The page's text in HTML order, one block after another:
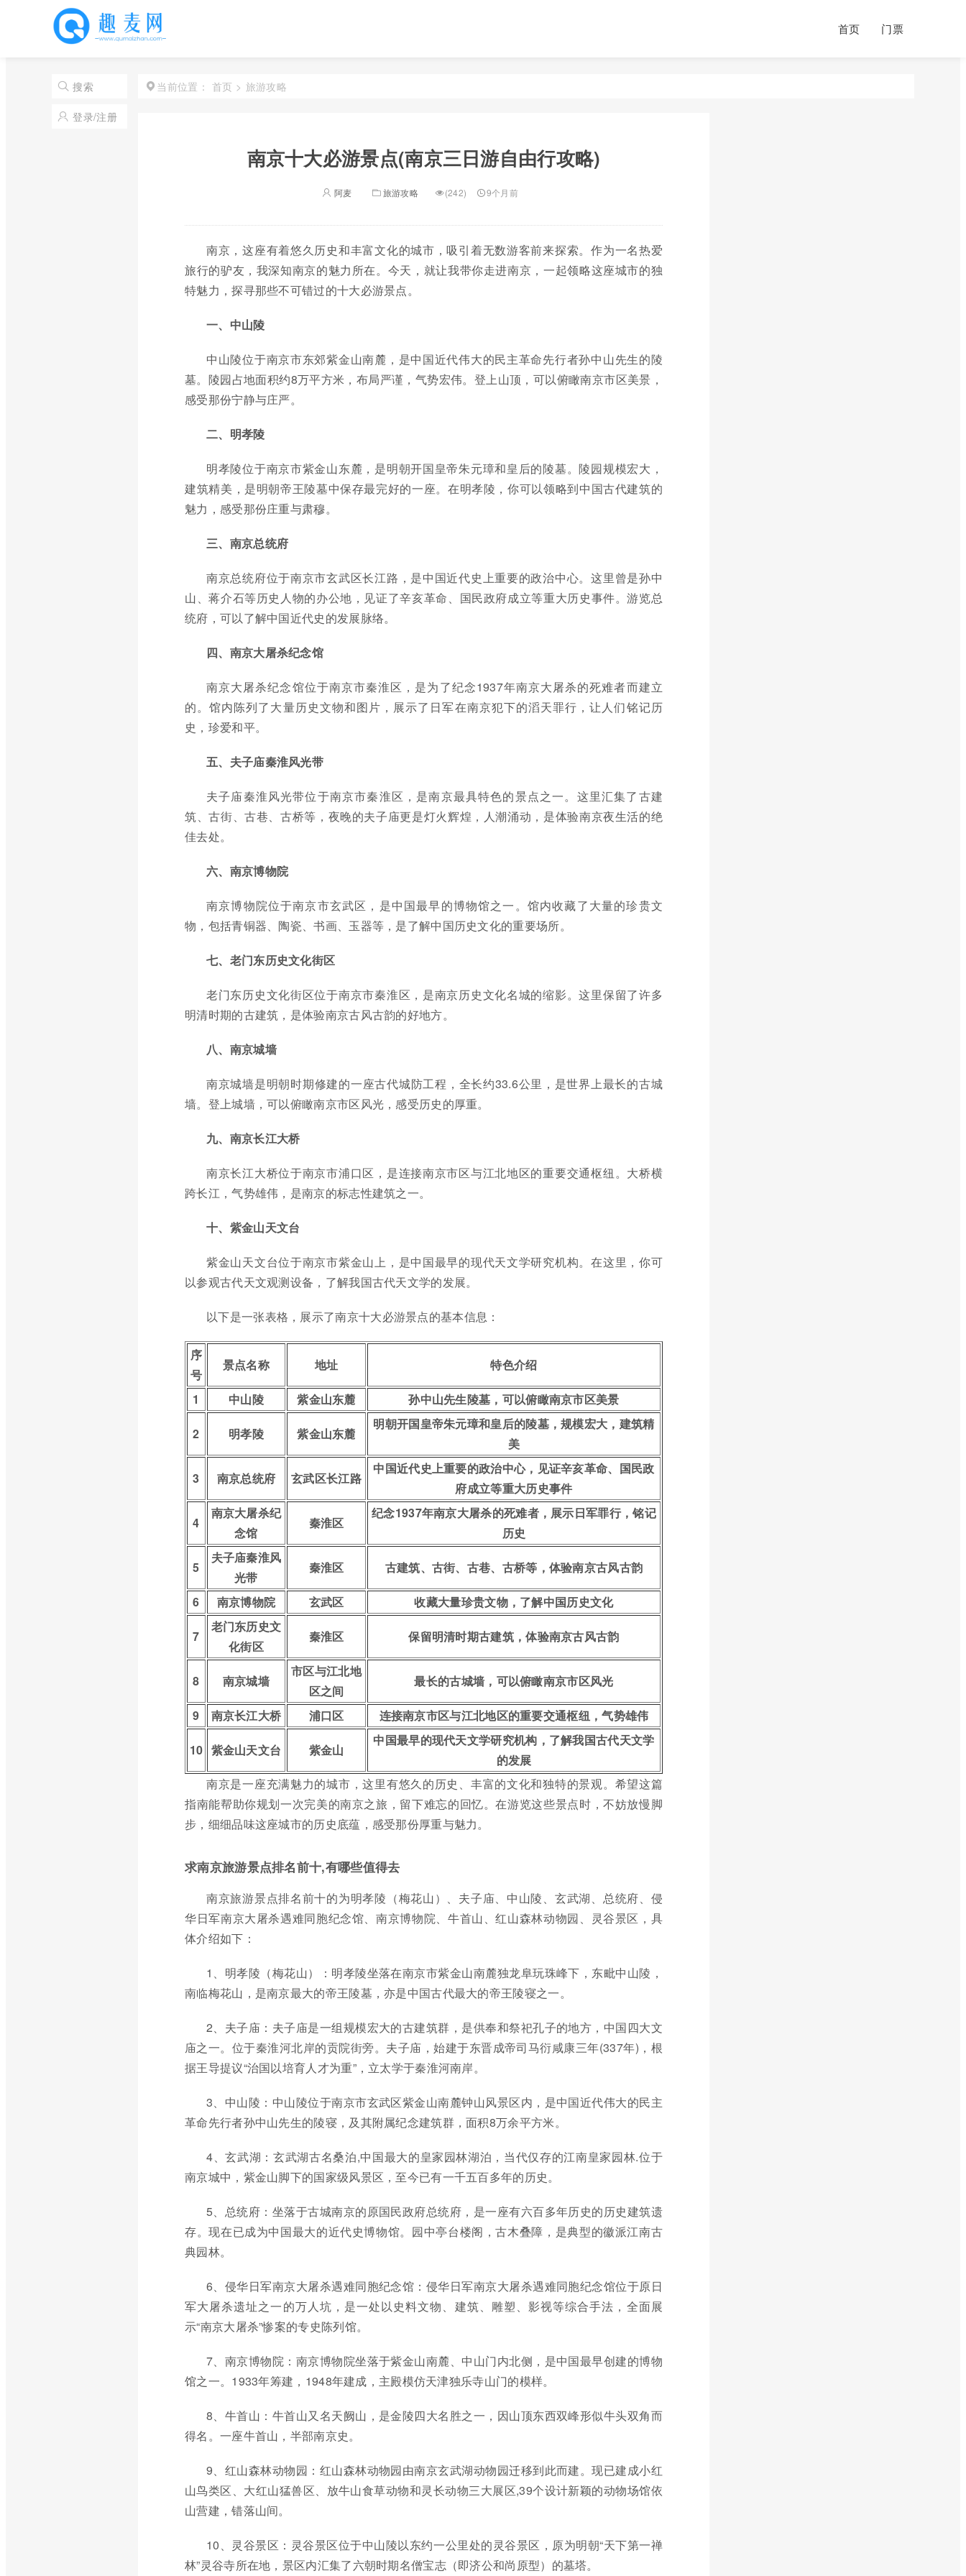
首页 门票
搜索
登录/注册
当前位置： 首页 > 旅游攻略
南京十大必游景点(南京三日游自由行攻略)
阿麦 旅游攻略 (242) 9个月前
南京，这座有着悠久历史和丰富文化的城市，吸引着无数游客前来探索。作为一名热爱
旅行的驴友，我深知南京的魅力所在。今天，就让我带你走进南京，一起领略这座城市的独
特魅力，探寻那些不可错过的十大必游景点。
一、中山陵
中山陵位于南京市东郊紫金山南麓，是中国近代伟大的民主革命先行者孙中山先生的陵
墓。陵园占地面积约8万平方米，布局严谨，气势宏伟。登上山顶，可以俯瞰南京市区美景，
感受那份宁静与庄严。
二、明孝陵
明孝陵位于南京市紫金山东麓，是明朝开国皇帝朱元璋和皇后的陵墓。陵园规模宏大，
建筑精美，是明朝帝王陵墓中保存最完好的一座。在明孝陵，你可以领略到中国古代建筑的
魅力，感受那份庄重与肃穆。
三、南京总统府
南京总统府位于南京市玄武区长江路，是中国近代史上重要的政治中心。这里曾是孙中
山、蒋介石等历史人物的办公地，见证了辛亥革命、国民政府成立等重大历史事件。游览总
统府，可以了解中国近代史的发展脉络。
四、南京大屠杀纪念馆
南京大屠杀纪念馆位于南京市秦淮区，是为了纪念1937年南京大屠杀的死难者而建立
的。馆内陈列了大量历史文物和图片，展示了日军在南京犯下的滔天罪行，让人们铭记历
史，珍爱和平。
五、夫子庙秦淮风光带
夫子庙秦淮风光带位于南京市秦淮区，是南京最具特色的景点之一。这里汇集了古建
筑、古街、古巷、古桥等，夜晚的夫子庙更是灯火辉煌，人潮涌动，是体验南京夜生活的绝
佳去处。
六、南京博物院
南京博物院位于南京市玄武区，是中国最早的博物馆之一。馆内收藏了大量的珍贵文
物，包括青铜器、陶瓷、书画、玉器等，是了解中国历史文化的重要场所。
七、老门东历史文化街区
老门东历史文化街区位于南京市秦淮区，是南京历史文化名城的缩影。这里保留了许多
明清时期的古建筑，是体验南京古风古韵的好地方。
八、南京城墙
南京城墙是明朝时期修建的一座古代城防工程，全长约33.6公里，是世界上最长的古城
墙。登上城墙，可以俯瞰南京市区风光，感受历史的厚重。
九、南京长江大桥
南京长江大桥位于南京市浦口区，是连接南京市区与江北地区的重要交通枢纽。大桥横
跨长江，气势雄伟，是南京的标志性建筑之一。
十、紫金山天文台
紫金山天文台位于南京市紫金山上，是中国最早的现代天文学研究机构。在这里，你可
以参观古代天文观测设备，了解我国古代天文学的发展。
以下是一张表格，展示了南京十大必游景点的基本信息：
序
号
景点名称 地址 特色介绍
1 中山陵 紫金山东麓 孙中山先生陵墓，可以俯瞰南京市区美景
2 明孝陵 紫金山东麓
明朝开国皇帝朱元璋和皇后的陵墓，规模宏大，建筑精
美
3 南京总统府 玄武区长江路
中国近代史上重要的政治中心，见证辛亥革命、国民政
府成立等重大历史事件
4
南京大屠杀纪
念馆
秦淮区
纪念1937年南京大屠杀的死难者，展示日军罪行，铭记
历史
5
夫子庙秦淮风
光带
秦淮区 古建筑、古街、古巷、古桥等，体验南京古风古韵
6 南京博物院 玄武区 收藏大量珍贵文物，了解中国历史文化
7
老门东历史文
化街区
秦淮区 保留明清时期古建筑，体验南京古风古韵
8 南京城墙
市区与江北地
区之间
最长的古城墙，可以俯瞰南京市区风光
9 南京长江大桥 浦口区 连接南京市区与江北地区的重要交通枢纽，气势雄伟
10 紫金山天文台 紫金山
中国最早的现代天文学研究机构，了解我国古代天文学
的发展
南京是一座充满魅力的城市，这里有悠久的历史、丰富的文化和独特的景观。希望这篇
指南能帮助你规划一次完美的南京之旅，留下难忘的回忆。在游览这些景点时，不妨放慢脚
步，细细品味这座城市的历史底蕴，感受那份厚重与魅力。
求南京旅游景点排名前十,有哪些值得去
南京旅游景点排名前十的为明孝陵（梅花山）、夫子庙、中山陵、玄武湖、总统府、侵
华日军南京大屠杀遇难同胞纪念馆、南京博物院、牛首山、红山森林动物园、灵谷景区，具
体介绍如下：
1、明孝陵（梅花山）：明孝陵坐落在南京市紫金山南麓独龙阜玩珠峰下，东毗中山陵，
南临梅花山，是南京最大的帝王陵墓，亦是中国古代最大的帝王陵寝之一。
2、夫子庙：夫子庙是一组规模宏大的古建筑群，是供奉和祭祀孔子的地方，中国四大文
庙之一。位于秦淮河北岸的贡院街旁。夫子庙，始建于东晋成帝司马衍咸康三年(337年)，根
据王导提议“治国以培育人才为重”，立太学于秦淮河南岸。
3、中山陵：中山陵位于南京市玄武区紫金山南麓钟山风景区内，是中国近代伟大的民主
革命先行者孙中山先生的陵寝，及其附属纪念建筑群，面积8万余平方米。
4、玄武湖：玄武湖古名桑泊,中国最大的皇家园林湖泊，当代仅存的江南皇家园林.位于
南京城中，紫金山脚下的国家级风景区，至今已有一千五百多年的历史。
5、总统府：坐落于古城南京的原国民政府总统府，是一座有六百多年历史的历史建筑遗
存。现在已成为中国最大的近代史博物馆。园中亭台楼阁，古木叠障，是典型的徽派江南古
典园林。
6、侵华日军南京大屠杀遇难同胞纪念馆：侵华日军南京大屠杀遇难同胞纪念馆位于原日
军大屠杀遗址之一的万人坑，是一处以史料文物、建筑、雕塑、影视等综合手法，全面展
示“南京大屠杀”惨案的专史陈列馆。
7、南京博物院：南京博物院坐落于紫金山南麓、中山门内北侧，是中国最早创建的博物
馆之一。1933年筹建，1948年建成，主殿模仿天津独乐寺山门的模样。
8、牛首山：牛首山又名天阙山，是金陵四大名胜之一，因山顶东西双峰形似牛头双角而
得名。一座牛首山，半部南京史。
9、红山森林动物园：红山森林动物园由南京玄武湖动物园迁移到此而建。现已建成小红
山鸟类区、大红山猛兽区、放牛山食草动物和灵长动物三大展区,39个设计新颖的动物场馆依
山营建，错落山间。
10、灵谷景区：灵谷景区位于中山陵以东约一公里处的灵谷景区，原为明朝“天下第一禅
林”灵谷寺所在地，景区内汇集了六朝时期名僧宝志（即济公和尚原型）的墓塔。